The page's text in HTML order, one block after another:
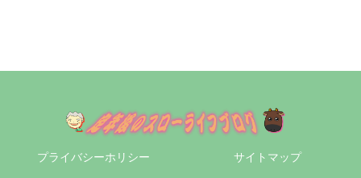
プライバシーホリシー サイトマップ